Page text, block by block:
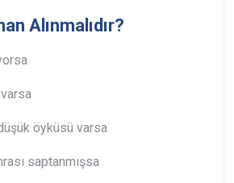
Alınmalıdır?
öyküsü varsa
saptanmışsa